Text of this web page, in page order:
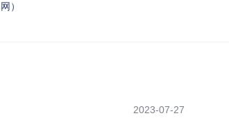
）
2023-07-27